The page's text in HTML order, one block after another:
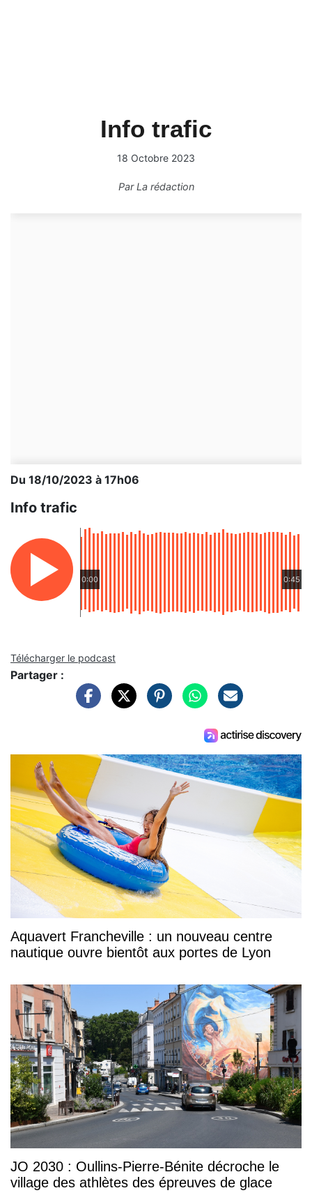
Info trafic
18 Octobre 2023
ParLa rédaction
Du 18/10/2023 à 17h06
Info trafic
0:00 0:45
Télécharger le podcast
Partager :
Aquavert Francheville : un nouveau centre
nautique ouvre bientôt aux portes de Lyon
JO 2030 : Oullins-Pierre-Bénite décroche le
village des athlètes des épreuves de glace